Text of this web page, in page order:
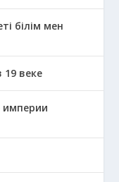
білім мен
веке